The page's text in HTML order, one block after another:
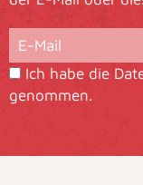
Ich habe die
genommen.